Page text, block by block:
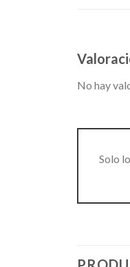
No hay
Solo